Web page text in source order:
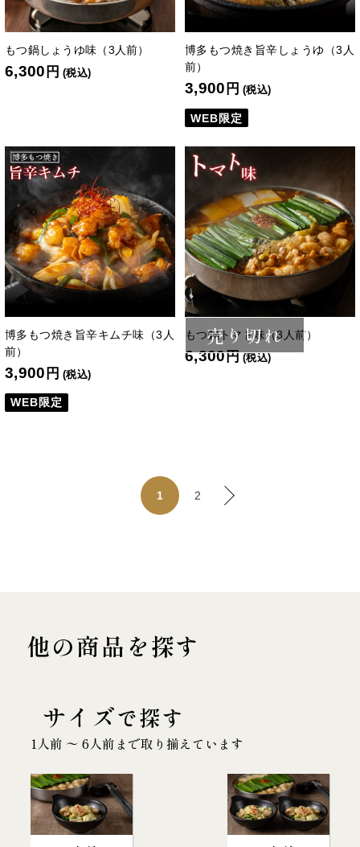
もつ鍋しょうゆ味（3人前）
6,300 円 (税込)
博多もつ焼き旨辛しょうゆ（3人
前）
3,900 円 (税込)
WEB限定
博多もつ焼き旨辛キムチ味（3人
前）
3,900 円 (税込)
WEB限定
売り切れ
もつ鍋トマト味（3人前）
6,300円 (税込)
1 2
他の商品を探す
サイズで探す
1人前 〜 6人前まで取り揃えています